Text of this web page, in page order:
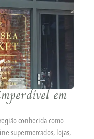
em
conhecida como
supermercados, lojas,